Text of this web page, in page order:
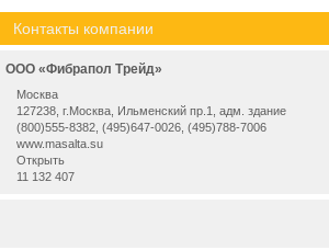
Контакты компании
ООО «Фибрапол Трейд»
Москва
127238, г.Москва, Ильменский пр.1, адм. здание
(800)555-8382, (495)647-0026, (495)788-7006
www.masalta.su
Открыть
11 132 407